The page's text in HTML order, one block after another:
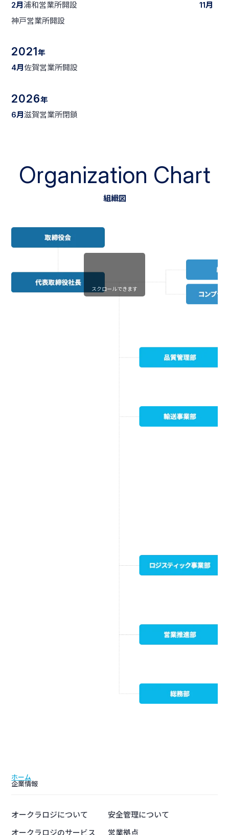
2月浦和営業所開設 11月
神戸営業所開設
2021年
4月佐賀営業所開設
2026年
6月滋賀営業所閉鎖
Organization Chart
組織図
スクロールできます
ホーム
企業情報
オークラロジについて
オークラロジのサービス
安全管理について
営業拠点